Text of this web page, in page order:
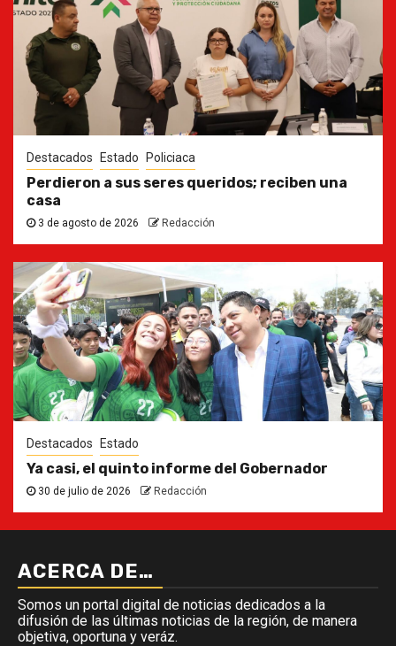
Destacados Estado Policiaca
Perdieron a sus seres queridos; reciben una
casa
3 de agosto de 2026 Redacción
Destacados Estado
Ya casi, el quinto informe del Gobernador
30 de julio de 2026 Redacción
ACERCA DE…
Somos un portal digital de noticias dedicados a la
difusión de las últimas noticias de la región, de manera
objetiva, oportuna y veráz.